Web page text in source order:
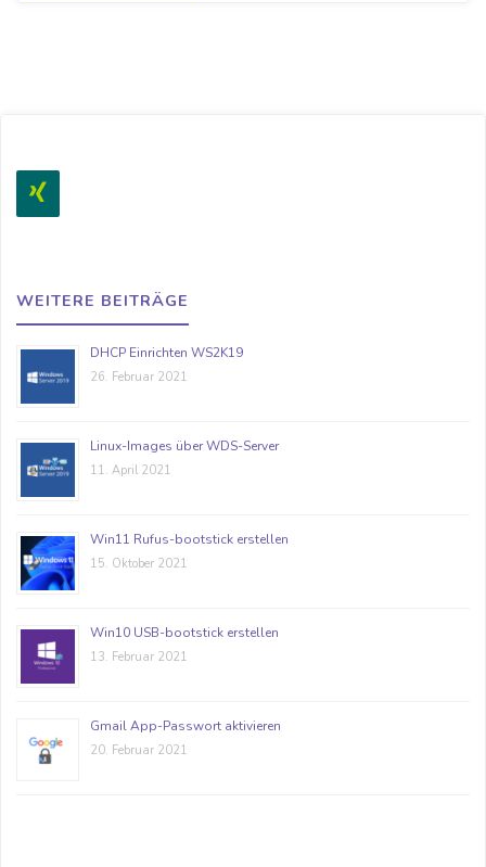
WEITERE BEITRÄGE
DHCP Einrichten WS2K19
26. Februar 2021
Linux-Images über WDS-Server
11. April 2021
Win11 Rufus-bootstick erstellen
15. Oktober 2021
Win10 USB-bootstick erstellen
13. Februar 2021
Gmail App-Passwort aktivieren
20. Februar 2021